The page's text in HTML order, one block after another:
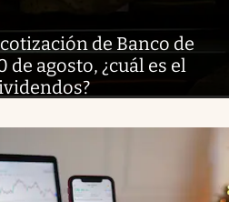
de Banco de
de agosto, ¿cuál es el